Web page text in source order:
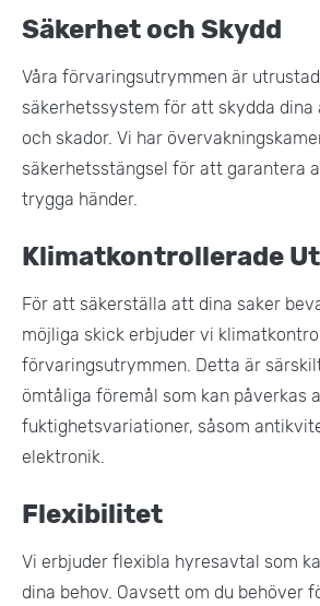
Säkerhet och Skydd
Våra förvaringsutrymmen är
säkerhetssystem för att skydda dina
och skador. Vi har
säkerhetsstängsel för att garantera
trygga händer​.
Klimatkontrollerade
För att säkerställa att dina saker
möjliga skick erbjuder vi
förvaringsutrymmen. Detta är
ömtåliga föremål som kan påverkas
fuktighetsvariationer, såsom
elektronik.
Flexibilitet
Vi erbjuder flexibla hyresavtal som
dina behov. Oavsett om du behöver